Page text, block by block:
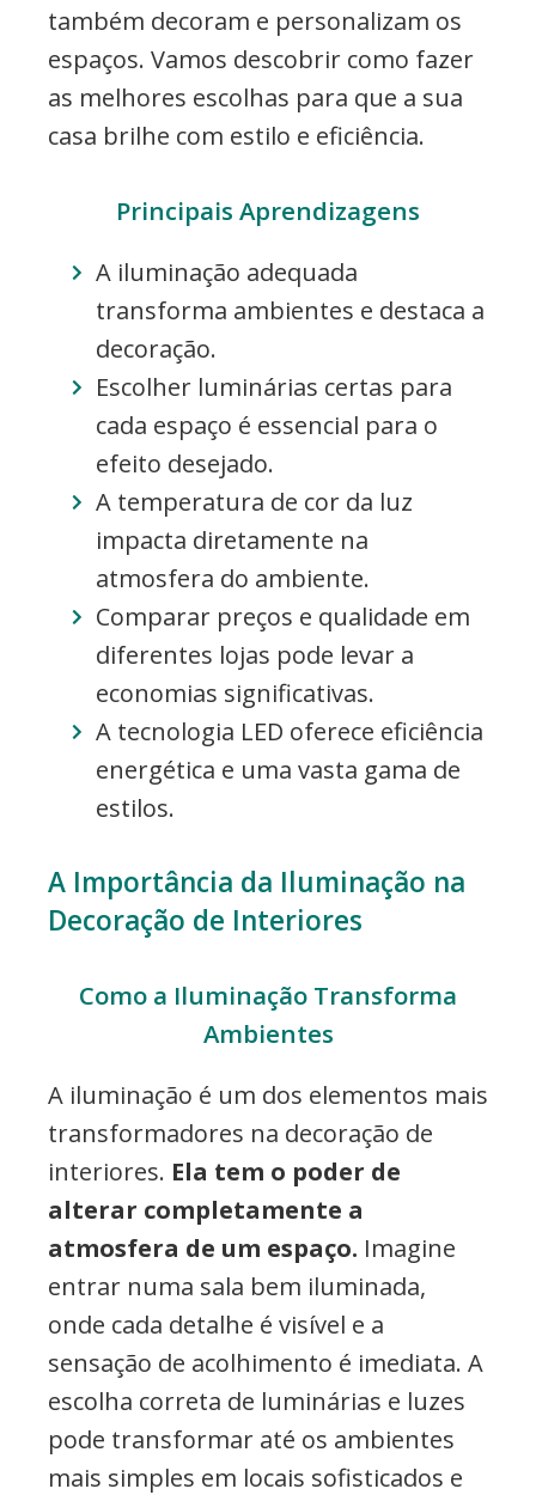
também decoram e personalizam os
espaços. Vamos descobrir como fazer
as melhores escolhas para que a sua
casa brilhe com estilo e eficiência.
Principais Aprendizagens
A iluminação adequada
transforma ambientes e destaca a
decoração.
Escolher luminárias certas para
cada espaço é essencial para o
efeito desejado.
A temperatura de cor da luz
impacta diretamente na
atmosfera do ambiente.
Comparar preços e qualidade em
diferentes lojas pode levar a
economias significativas.
A tecnologia LED oferece eficiência
energética e uma vasta gama de
estilos.
A Importância da Iluminação na
Decoração de Interiores
Como a Iluminação Transforma
Ambientes
A iluminação é um dos elementos mais
transformadores na decoração de
interiores. Ela tem o poder de
alterar completamente a
atmosfera de um espaço. Imagine
entrar numa sala bem iluminada,
onde cada detalhe é visível e a
sensação de acolhimento é imediata. A
escolha correta de luminárias e luzes
pode transformar até os ambientes
mais simples em locais sofisticados e